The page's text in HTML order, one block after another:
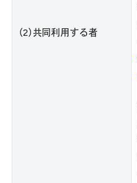
（2）共同利用する者